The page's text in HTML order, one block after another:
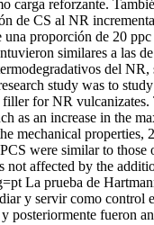
carga reforzante.
de CS al NR
proporción de 20
similares a las
del
study was to
for NR vulcanizates.
as an increase in the
mechanical properties,
were similar to
affected by the
La prueba de
y servir como control
posteriormente fueron